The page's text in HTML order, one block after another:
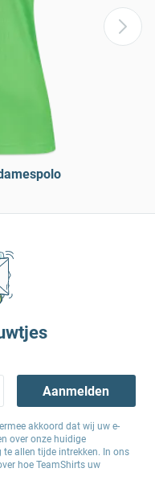
Aanmelden
akkoord dat wij uw e-
over onze huidige
allen tijde intrekken. In ons
hoe TeamShirts uw